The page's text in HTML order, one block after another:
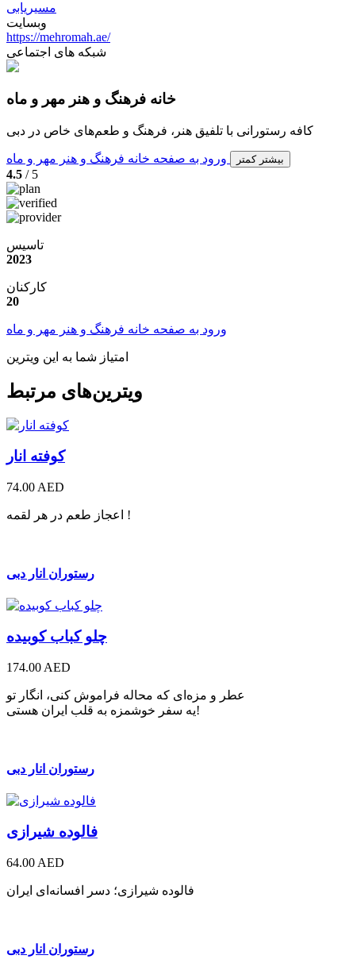
مسیریابی
وبسایت
https://mehromah.ae/
شبکه های اجتماعی
خانه فرهنگ و هنر مهر و ماه
کافه رستورانی با تلفیق هنر، فرهنگ و طعم‌های خاص در دبی
بیشتر کمتر
4.5 / 5
تاسیس
2023
کارکنان
20
ورود به صفحه خانه فرهنگ و هنر مهر و ماه
امتیاز شما به این ویترین
ویترین‌های مرتبط
کوفته انار
74.00 AED
اعجاز طعم در هر لقمه !
رستوران انار دبی
چلو کباب کوبیده
174.00 AED
عطر و مزه‌ای که محاله فراموش کنی، انگار تو
یه سفر خوشمزه به قلب ایران هستی!
رستوران انار دبی
فالوده شیرازی
64.00 AED
فالوده شیرازی؛ دسر افسانه‌ای ایران
رستوران انار دبی